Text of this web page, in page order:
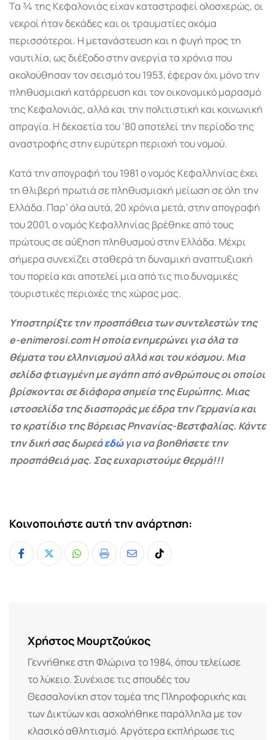
Τα ¾ της Κεφαλονιάς είχαν καταστραφεί ολοσχερώς, οι
νεκροί ήταν δεκάδες και οι τραυματίες ακόμα
περισσότεροι. Η μετανάστευση και η φυγή προς τη
ναυτιλία, ως διέξοδο στην ανεργία τα χρόνια που
ακολούθησαν τον σεισμό του 1953, έφεραν όχι μόνο την
πληθυσμιακή κατάρρευση και τον οικονομικό μαρασμό
της Κεφαλονιάς, αλλά και την πολιτιστική και κοινωνική
απραγία. Η δεκαετία του ’80 αποτελεί την περίοδο της
αναστροφής στην ευρύτερη περιοχή του νομού.
Κατά την απογραφή του 1981 ο νομός Κεφαλληνίας έχει
τη θλιβερή πρωτιά σε πληθυσμιακή μείωση σε όλη την
Ελλάδα. Παρ’ όλα αυτά, 20 χρόνια μετά, στην απογραφή
του 2001, ο νομός Κεφαλληνίας βρέθηκε από τους
πρώτους σε αύξηση πληθυσμού στην Ελλάδα. Μέχρι
σήμερα συνεχίζει σταθερά τη δυναμική αναπτυξιακή
του πορεία και αποτελεί μια από τις πιο δυναμικές
τουριστικές περιοχές της χώρας μας.
Υποστηρίξτε την προσπάθεια των συντελεστών της
e-enimerosi.com Η οποία ενημερώνει για όλα τα
θέματα του ελληνισμού αλλά και του κόσμου. Μια
σελίδα φτιαγμένη με αγάπη από ανθρώπους οι οποίοι
βρίσκονται σε διάφορα σημεία της Ευρώπης. Μιας
ιστοσελίδα της διασποράς με έδρα την Γερμανία και
το κρατίδιο της Βόρειας Ρηνανίας-Βεστφαλίας. Κάντε
την δική σας δωρεάεδώγια να βοηθήσετε την
προσπάθειά μας. Σας ευχαριστούμε θερμά!!!
Κοινοποιήστε αυτή την ανάρτηση:
Whatsapp
Print
ShareTiktok
Χρήστος Μουρτζούκος
Γεννήθηκε στη Φλώρινα το 1984, όπου τελείωσε
το λύκειο. Συνέχισε τις σπουδές του
Θεσσαλονίκη στον τομέα της Πληροφορικής και
των Δικτύων και ασχολήθηκε παράλληλα με τον
κλασικό αθλητισμό. Αργότερα εκπλήρωσε τις